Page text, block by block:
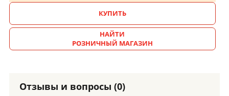
КУПИТЬ
НАЙТИ
РОЗНИЧНЫЙ МАГАЗИН
Отзывы и вопросы (0)